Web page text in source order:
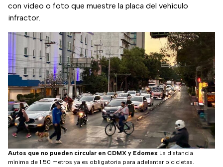
con video o foto que muestre la placa del vehículo
infractor.
Autos que no pueden circular en CDMX y Edomex La distancia
mínima de 1.50 metros ya es obligatoria para adelantar bicicletas.